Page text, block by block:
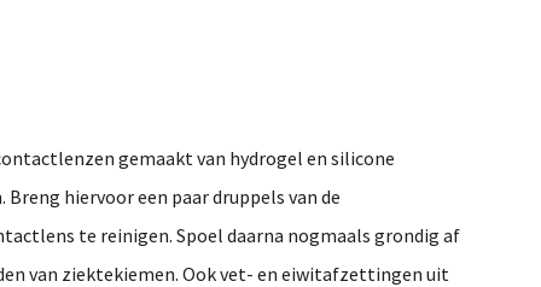
gemaakt van hydrogel en silicone
hiervoor een paar druppels van de
te reinigen. Spoel daarna nogmaals grondig af
van ziektekiemen. Ook vet- en eiwitafzettingen uit